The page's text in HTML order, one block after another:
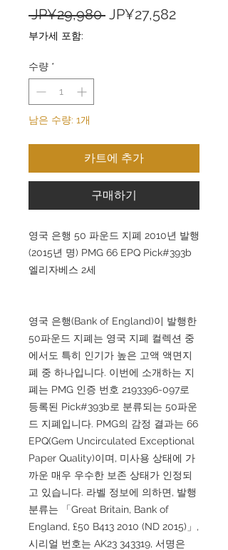
JP¥29,980 일
JP¥27,582할
부가세 포함:
수량 *
남은 수량: 1개
카트에 추가
구매하기
영국 은행 50 파운드 지폐 2010년 발행
(2015년 명) PMG 66 EPQ Pick#393b
엘리자베스 2세
영국 은행(Bank of England)이 발행한
50파운드 지폐는 영국 지폐 컬렉션 중
에서도 특히 인기가 높은 고액 액면지
폐 중 하나입니다. 이번에 소개하는 지
폐는 PMG 인증 번호 2193396-097로
등록된 Pick#393b로 분류되는 50파운
드 지폐입니다. PMG의 감정 결과는 66
EPQ(Gem Uncirculated Exceptional
Paper Quality)이며, 미사용 상태에 가
까운 매우 우수한 보존 상태가 인정되
고 있습니다. 라벨 정보에 의하면, 발행
분류는 「Great Britain, Bank of
England, £50 B413 2010 (ND 2015)」,
시리얼 번호는 AK23 343319, 서명은